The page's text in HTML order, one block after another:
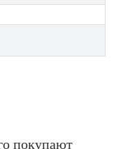
покупают